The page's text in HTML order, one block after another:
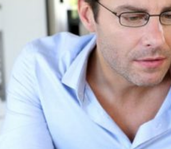
personeel
advies
Purmerend
Handige links
Downloads